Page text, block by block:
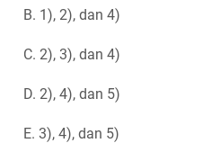
B. 1), 2), dan 4)
C. 2), 3), dan 4)
D. 2), 4), dan 5)
E. 3), 4), dan 5)